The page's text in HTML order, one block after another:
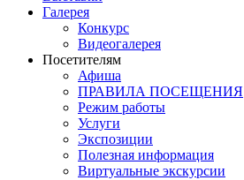
Галерея
Конкурс
Видеогалерея
Посетителям
Афиша
ПРАВИЛА ПОСЕЩЕНИЯ
Режим работы
Услуги
Экспозиции
Полезная информация
Виртуальные экскурсии